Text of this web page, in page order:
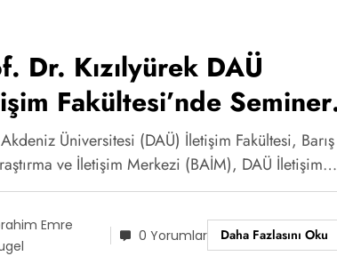
Dr. Kızılyürek DAÜ
Fakültesi’nde Seminer
Üniversitesi (DAÜ) İletişim Fakültesi, Barış
ve İletişim Merkezi (BAİM), DAÜ İletişim…
Emre
0 Yorumlar Daha Fazlasını Oku